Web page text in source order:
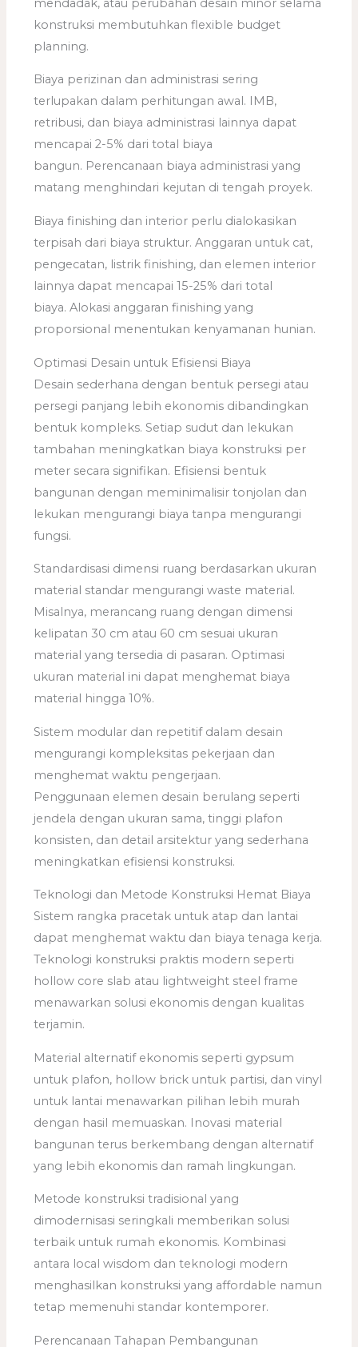
mendadak, atau perubahan desain minor selama
konstruksi membutuhkan flexible budget
planning.
Biaya perizinan dan administrasi sering
terlupakan dalam perhitungan awal. IMB,
retribusi, dan biaya administrasi lainnya dapat
mencapai 2-5% dari total biaya
bangun. Perencanaan biaya administrasi yang
matang menghindari kejutan di tengah proyek.
Biaya finishing dan interior perlu dialokasikan
terpisah dari biaya struktur. Anggaran untuk cat,
pengecatan, listrik finishing, dan elemen interior
lainnya dapat mencapai 15-25% dari total
biaya. Alokasi anggaran finishing yang
proporsional menentukan kenyamanan hunian.
Optimasi Desain untuk Efisiensi Biaya
Desain sederhana dengan bentuk persegi atau
persegi panjang lebih ekonomis dibandingkan
bentuk kompleks. Setiap sudut dan lekukan
tambahan meningkatkan biaya konstruksi per
meter secara signifikan. Efisiensi bentuk
bangunan dengan meminimalisir tonjolan dan
lekukan mengurangi biaya tanpa mengurangi
fungsi.
Standardisasi dimensi ruang berdasarkan ukuran
material standar mengurangi waste material.
Misalnya, merancang ruang dengan dimensi
kelipatan 30 cm atau 60 cm sesuai ukuran
material yang tersedia di pasaran. Optimasi
ukuran material ini dapat menghemat biaya
material hingga 10%.
Sistem modular dan repetitif dalam desain
mengurangi kompleksitas pekerjaan dan
menghemat waktu pengerjaan.
Penggunaan elemen desain berulang seperti
jendela dengan ukuran sama, tinggi plafon
konsisten, dan detail arsitektur yang sederhana
meningkatkan efisiensi konstruksi.
Teknologi dan Metode Konstruksi Hemat Biaya
Sistem rangka pracetak untuk atap dan lantai
dapat menghemat waktu dan biaya tenaga kerja.
Teknologi konstruksi praktis modern seperti
hollow core slab atau lightweight steel frame
menawarkan solusi ekonomis dengan kualitas
terjamin.
Material alternatif ekonomis seperti gypsum
untuk plafon, hollow brick untuk partisi, dan vinyl
untuk lantai menawarkan pilihan lebih murah
dengan hasil memuaskan. Inovasi material
bangunan terus berkembang dengan alternatif
yang lebih ekonomis dan ramah lingkungan.
Metode konstruksi tradisional yang
dimodernisasi seringkali memberikan solusi
terbaik untuk rumah ekonomis. Kombinasi
antara local wisdom dan teknologi modern
menghasilkan konstruksi yang affordable namun
tetap memenuhi standar kontemporer.
Perencanaan Tahapan Pembangunan